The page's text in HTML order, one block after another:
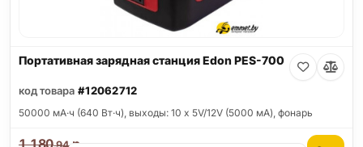
Портативная зарядная станция Edon PES-700
код товара #12062712
50000 мА·ч (640 Вт·ч), выходы: 10 x 5V/12V (5000 мА), фонарь